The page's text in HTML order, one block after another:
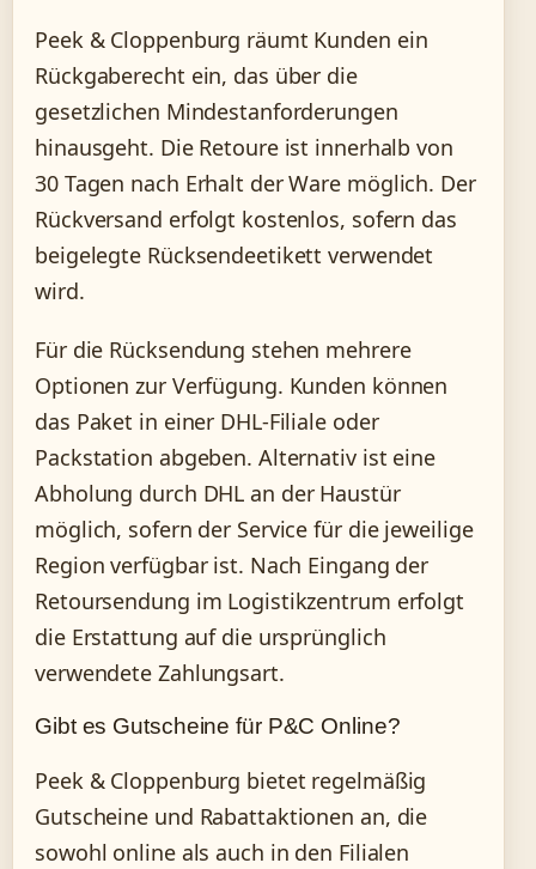
Peek & Cloppenburg räumt Kunden ein
Rückgaberecht ein, das über die
gesetzlichen Mindestanforderungen
hinausgeht. Die Retoure ist innerhalb von
30 Tagen nach Erhalt der Ware möglich. Der
Rückversand erfolgt kostenlos, sofern das
beigelegte Rücksendeetikett verwendet
wird.
Für die Rücksendung stehen mehrere
Optionen zur Verfügung. Kunden können
das Paket in einer DHL-Filiale oder
Packstation abgeben. Alternativ ist eine
Abholung durch DHL an der Haustür
möglich, sofern der Service für die jeweilige
Region verfügbar ist. Nach Eingang der
Retoursendung im Logistikzentrum erfolgt
die Erstattung auf die ursprünglich
verwendete Zahlungsart.
Gibt es Gutscheine für P&C Online?
Peek & Cloppenburg bietet regelmäßig
Gutscheine und Rabattaktionen an, die
sowohl online als auch in den Filialen